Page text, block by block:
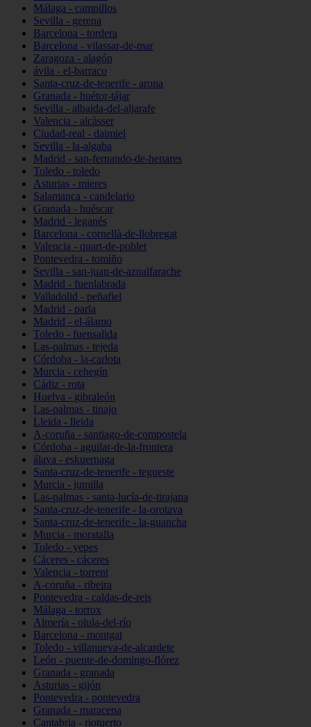
Málaga - campillos
Sevilla - gerena
Barcelona - tordera
Barcelona - vilassar-de-mar
Zaragoza - alagón
ávila - el-barraco
Santa-cruz-de-tenerife - arona
Granada - huétor-tájar
Sevilla - albaida-del-aljarafe
Valencia - alcàsser
Ciudad-real - daimiel
Sevilla - la-algaba
Madrid - san-fernando-de-henares
Toledo - toledo
Asturias - mieres
Salamanca - candelario
Granada - huéscar
Madrid - leganés
Barcelona - cornellà-de-llobregat
Valencia - quart-de-poblet
Pontevedra - tomiño
Sevilla - san-juan-de-aznalfarache
Madrid - fuenlabrada
Valladolid - peñafiel
Madrid - parla
Madrid - el-álamo
Toledo - fuensalida
Las-palmas - tejeda
Córdoba - la-carlota
Murcia - cehegín
Cádiz - rota
Huelva - gibraleón
Las-palmas - tinajo
Lleida - lleida
A-coruña - santiago-de-compostela
Córdoba - aguilar-de-la-frontera
álava - eskuernaga
Santa-cruz-de-tenerife - tegueste
Murcia - jumilla
Las-palmas - santa-lucía-de-tirajana
Santa-cruz-de-tenerife - la-orotava
Santa-cruz-de-tenerife - la-guancha
Murcia - moratalla
Toledo - yepes
Cáceres - cáceres
Valencia - torrent
A-coruña - ribeira
Pontevedra - caldas-de-reis
Málaga - torrox
Almería - olula-del-río
Barcelona - montgat
Toledo - villanueva-de-alcardete
León - puente-de-domingo-flórez
Granada - granada
Asturias - gijón
Pontevedra - pontevedra
Granada - maracena
Cantabria - riotuerto